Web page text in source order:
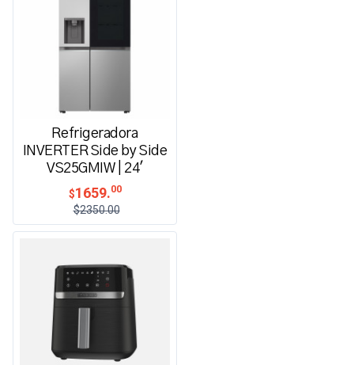
Refrigeradora
INVERTER Side by Side
VS25GMIW | 24'
$1659.00
$2350.00